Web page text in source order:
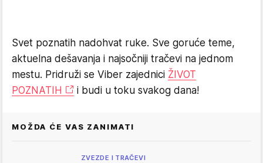
Svet poznatih nadohvat ruke. Sve goruće teme,
aktuelna dešavanja i najsočniji tračevi na jednom
mestu. Pridruži se Viber zajednici ŽIVOT
POZNATIH
i budi u toku svakog dana!
MOŽDA ĆE VAS ZANIMATI
ZVEZDE I TRAČEVI